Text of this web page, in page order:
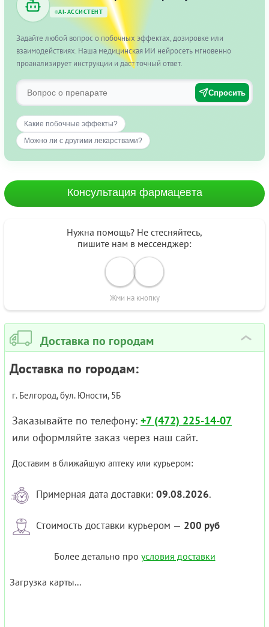
AI-АССИСТЕНТ
Задайте любой вопрос о побочных эффектах, дозировке или
взаимодействиях. Наша медицинская ИИ нейросеть мгновенно
проанализирует инструкции и даст точный ответ.
Спросить
Какие побочные эффекты?
Можно ли с другими лекарствами?
Консультация фармацевта
Нужна помощь? Не стесняйтесь,
пишите нам в мессенджер:
Жми на кнопку
Доставка по городам ›
Доставка по городам:
г. Белгород, бул. Юности, 5Б
Заказывайте по телефону: +7 (472) 225-14-07
или оформляйте заказ через наш сайт.
Доставим в ближайшую аптеку или курьером:
Примерная дата доставки: 09.08.2026.
Стоимость доставки курьером — 200 руб
Более детально про условия доставки
Загрузка карты...